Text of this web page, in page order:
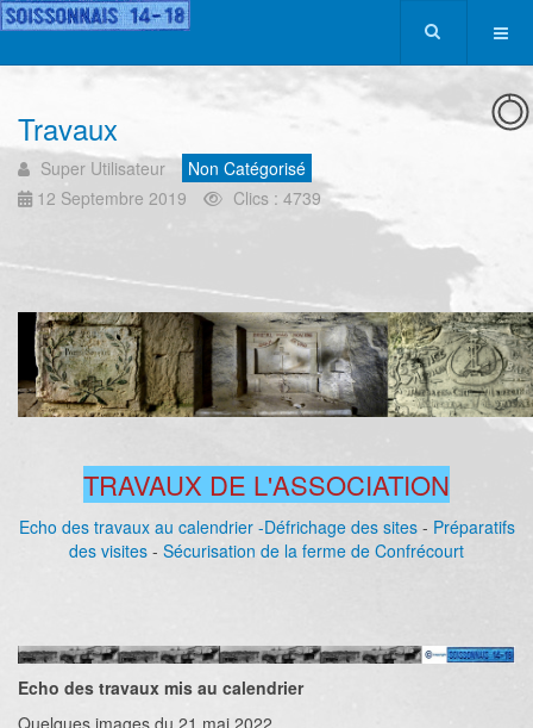
Travaux
Super Utilisateur
Non Catégorisé
12 Septembre 2019
Clics : 4739
TRAVAUX DE L'ASSOCIATION
Echo des travaux au calendrier -Défrichage des sites- Préparatifs
des visites - Sécurisation de la ferme de Confrécourt
Echo des travaux mis au calendrier